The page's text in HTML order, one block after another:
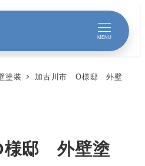
MENU
塗装
加古川市 O様邸 外壁
邸 外壁塗